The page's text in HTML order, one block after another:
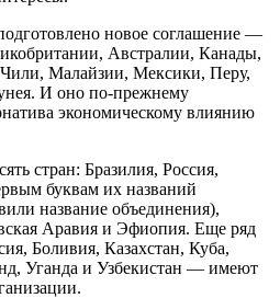
новое соглашение —
Австралии, Канады,
Малайзии, Мексики, Перу,
И оно по-прежнему
экономическому влиянию
стран: Бразилия, Россия,
буквам их названий
название объединения),
Аравия и Эфиопия. Еще ряд
Боливия, Казахстан, Куба,
Уганда и Узбекистан — имеют